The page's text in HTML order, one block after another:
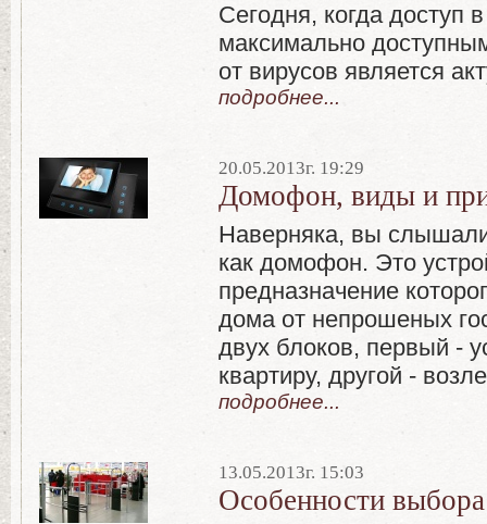
Сегодня, когда доступ
максимально
от вирусов является
подробнее...
20.05.2013г. 19:29
Домофон, виды и
Наверняка, вы
как домофон. Это
предназначение
дома от непрошеных
двух блоков, первый -
квартиру, другой -
подробнее...
13.05.2013г. 15:03
Особенности